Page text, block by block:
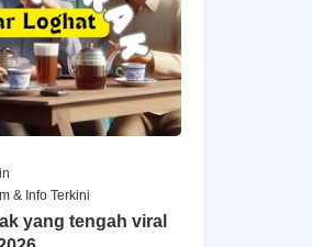
& Info Terkini
yang tengah viral